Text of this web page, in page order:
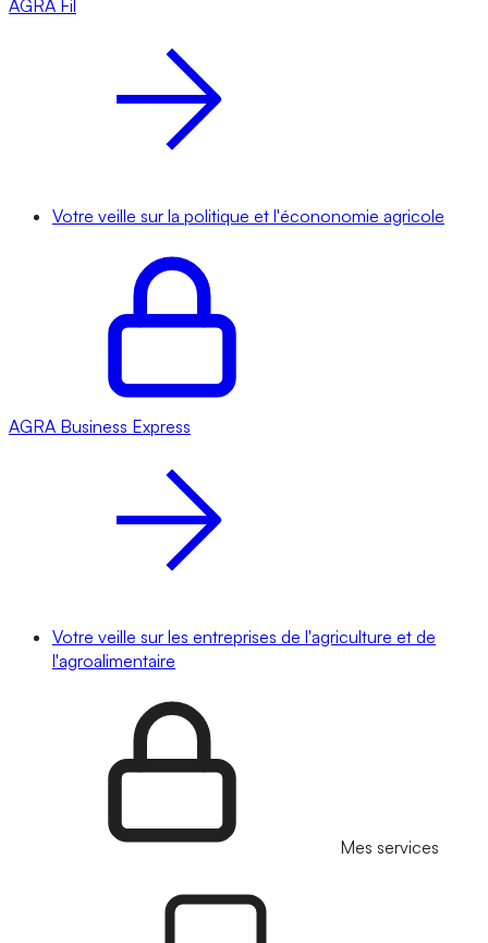
AGRA Fil
Votre veille sur la politique et l'écononomie agricole
AGRA Business Express
Votre veille sur les entreprises de l'agriculture et de
l'agroalimentaire
Mes services